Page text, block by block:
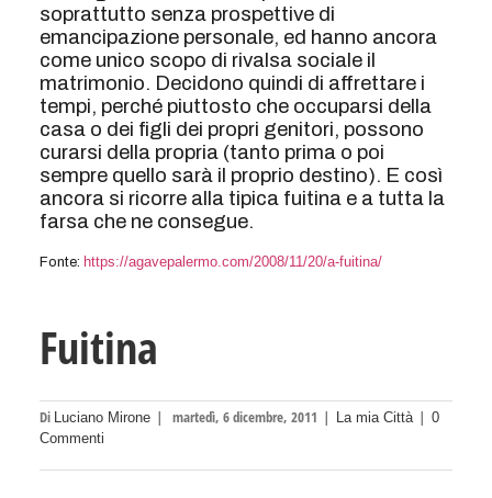
soprattutto senza prospettive di
emancipazione personale, ed hanno ancora
come unico scopo di rivalsa sociale il
matrimonio. Decidono quindi di affrettare i
tempi, perché piuttosto che occuparsi della
casa o dei figli dei propri genitori, possono
curarsi della propria (tanto prima o poi
sempre quello sarà il proprio destino). E così
ancora si ricorre alla tipica fuitina e a tutta la
farsa che ne consegue.
Fonte: https://agavepalermo.com/2008/11/20/a-fuitina/
Fuitina
Di Luciano Mirone | martedì, 6 dicembre, 2011 | La mia Città | 0
Commenti